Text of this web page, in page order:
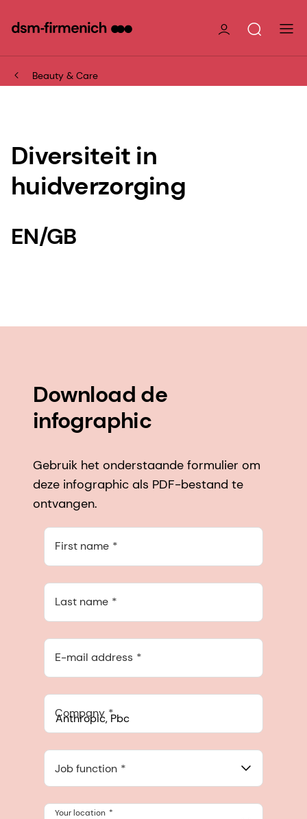
Beauty & Care
Diversiteit in
huidverzorging
EN/GB
Download de
infographic
Gebruik het onderstaande formulier om
deze infographic als PDF-bestand te
ontvangen.
First name
Last name
E-mail address
Company
548 Market St Pmb 90375, San Francisco, California, US
Job function
Your location